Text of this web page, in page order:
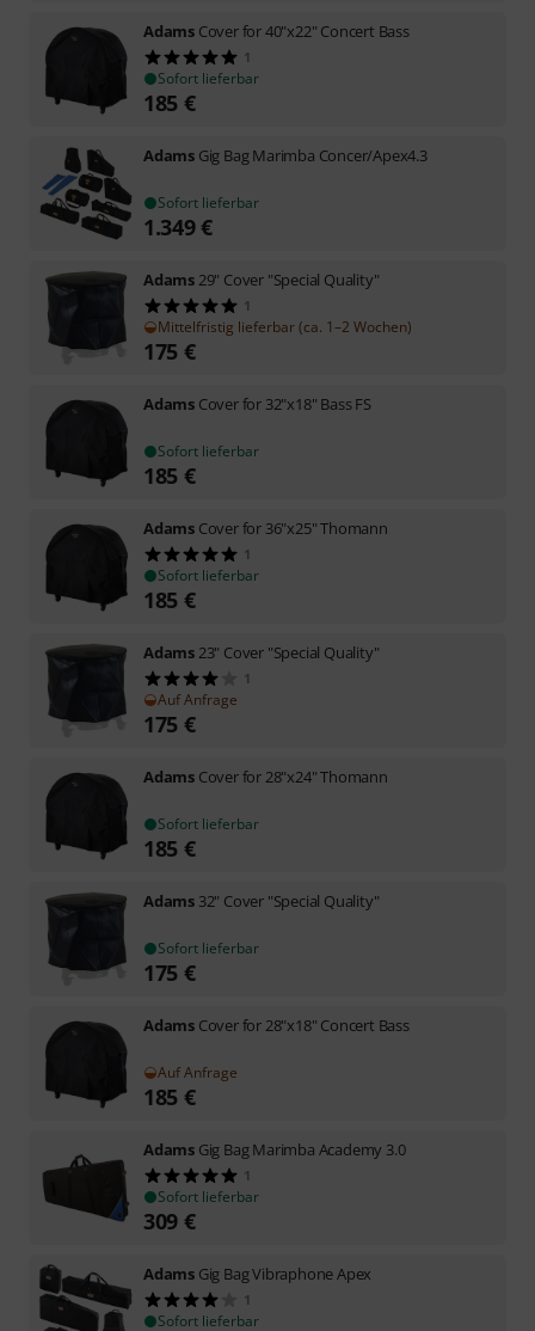
Adams Cover for 40"x22" Concert Bass
1
Sofort lieferbar
185 €
Adams Gig Bag Marimba Concer/Apex4.3
Sofort lieferbar
1.349€
Adams 29" Cover "Special Quality"
1
Mittelfristig lieferbar (ca. 1–2 Wochen)
175 €
Adams Cover for 32"x18" Bass FS
Sofort lieferbar
185 €
Adams Cover for 36"x25" Thomann
1
Sofort lieferbar
185 €
Adams 23" Cover "Special Quality"
1
Auf Anfrage
175 €
Adams Cover for 28"x24" Thomann
Sofort lieferbar
185 €
Adams 32" Cover "Special Quality"
Sofort lieferbar
175 €
Adams Cover for 28"x18" Concert Bass
Auf Anfrage
185 €
Adams Gig Bag Marimba Academy 3.0
1
Sofort lieferbar
309 €
Adams Gig Bag Vibraphone Apex
1
Sofort lieferbar